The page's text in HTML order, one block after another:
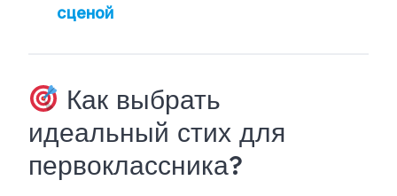
сценой
Как выбрать
идеальный стих для
первоклассника?